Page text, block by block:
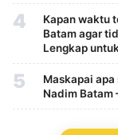
4
Kapan waktu
Batam agar
Lengkap
5
Maskapai
Nadim Batam